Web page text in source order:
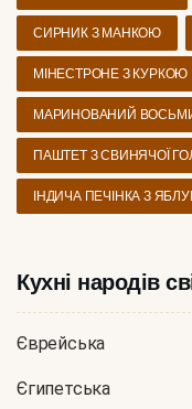
СИРНИК З МАНКОЮ
МІНЕСТРОНЕ З КУРКОЮ
МАРИНОВАНИЙ
ПАШТЕТ З СВИНЯЧОЇ
ІНДИЧА ПЕЧІНКА З
Кухні народів
Єврейська
Єгипетська